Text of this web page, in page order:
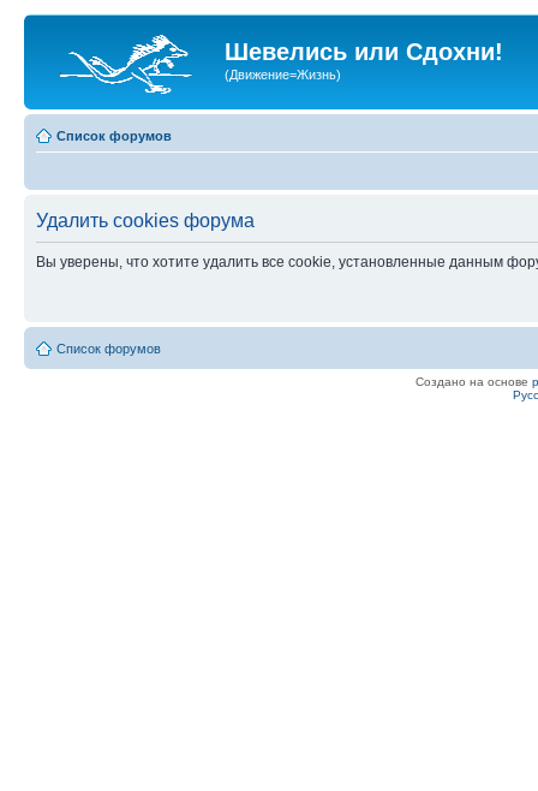
Шевелись или Сдохни!
(Движение=Жизнь)
Список форумов
Удалить cookies форума
Вы уверены, что хотите удалить все cookie, установленные данным
Список форумов
Создано на основе